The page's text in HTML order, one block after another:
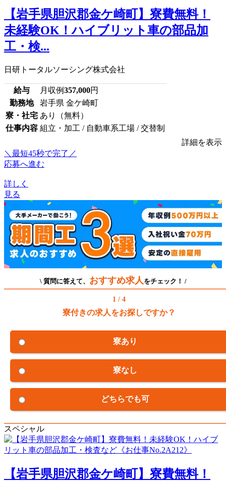
【岩手県胆沢郡金ケ崎町】寮費無料！
未経験OK！ハイブリット車の部品加
工・検...
日研トータルソーシング株式会社
給与 月収例357,000円
勤務地
岩手県 金ケ崎町
寮・社宅 あり（無料）
仕事内容 組立・加工 / 自動車系工場 / 交替制
詳細を表示
＼最短45秒で完了／
応募へ進む
詳しく
見る
\ 質問に答えて、 おすすめ求人 をチェック！ /
1 / 4
寮付きの求人をお探しですか？
寮あり
寮なし
どちらでも可
スペシャル
【岩手県胆沢郡金ケ崎町】寮費無料！